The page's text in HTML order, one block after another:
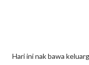
Hari ini nak bawa